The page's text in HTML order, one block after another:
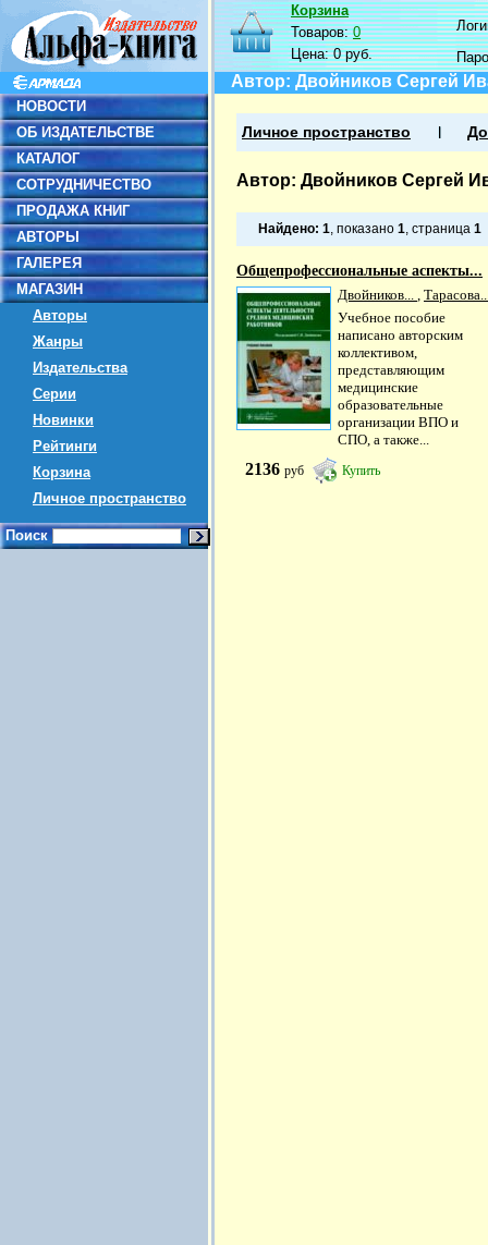
НОВОСТИ
ОБ ИЗДАТЕЛЬСТВЕ
КАТАЛОГ
СОТРУДНИЧЕСТВО
ПРОДАЖА КНИГ
АВТОРЫ
ГАЛЕРЕЯ
МАГАЗИН
Авторы
Жанры
Издательства
Серии
Новинки
Рейтинги
Корзина
Личное пространство
Поиск
Корзина
Товаров:0
Цена:0 руб.
Автор: Двойников Сергей
Личное пространство
Автор: Двойников Сергей
Найдено: 1, показано 1, страница 1
Общепрофессиональные аспекты...
Двойников... ,
Учебное пособие
написано авторским
коллективом,
представляющим
медицинские
образовательные
организации ВПО и
СПО, а также...
2136 руб Купить